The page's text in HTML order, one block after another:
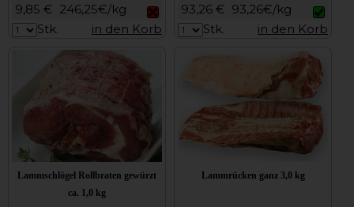
9,85 € 246,25€/kg
Stk.
in den Korb
93,26 € 93,26€/kg
Stk.
in den Korb
Lammschlögel Rollbraten gewürzt
ca. 1,0 kg
Lammrücken ganz 3,0 kg